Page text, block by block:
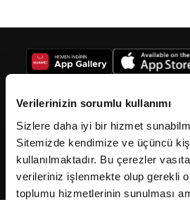
Verilerinizin sorumlu kullanımı
Sizlere daha iyi bir hizmet
Sitemizde kendimize ve üçüncü
kullanılmaktadır. Bu çerezler
verileriniz işlenmekte olup gerekli
toplumu hizmetlerinin sunulması
2026Fikriyat. Tüm hakları saklıdır.